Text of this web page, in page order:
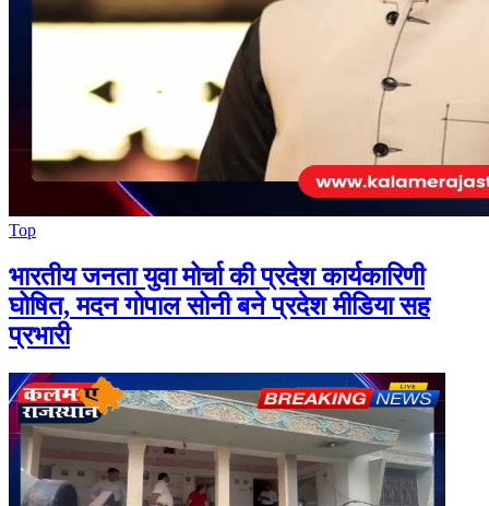
Top
भारतीय जनता युवा मोर्चा की प्रदेश कार्यकारिणी
घोषित, मदन गोपाल सोनी बने प्रदेश मीडिया सह
प्रभारी